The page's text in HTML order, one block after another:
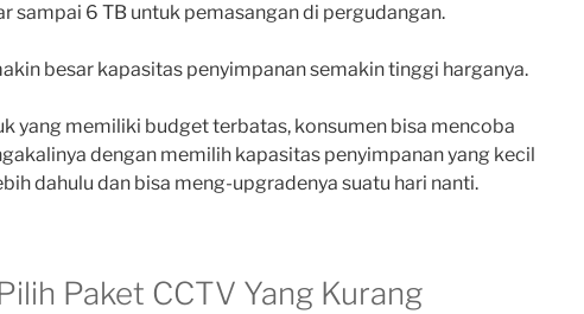
sampai 6 TB untuk pemasangan di pergudangan.
besar kapasitas penyimpanan semakin tinggi harganya.
yang memiliki budget terbatas, konsumen bisa mencoba
dengan memilih kapasitas penyimpanan yang kecil
dahulu dan bisa meng-upgradenya suatu hari nanti.
Paket CCTV Yang Kurang